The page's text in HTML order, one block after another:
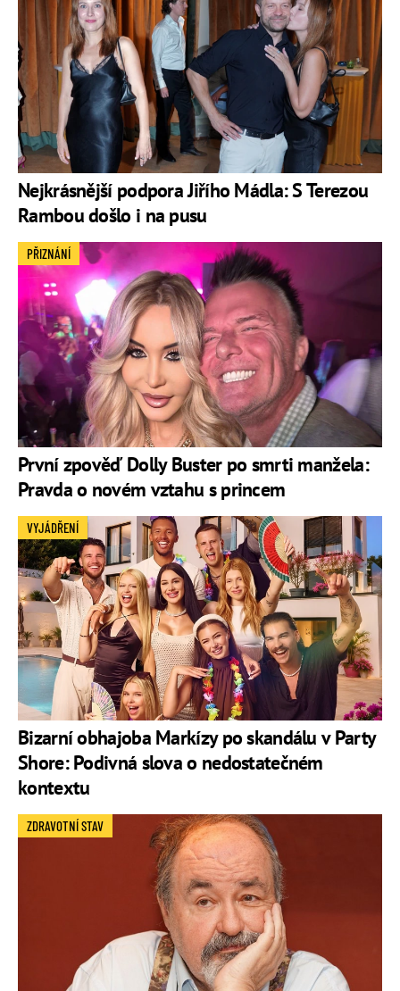
Nejkrásnější podpora Jiřího Mádla: S Terezou
Rambou došlo i na pusu
První zpověď Dolly Buster po smrti manžela:
Pravda o novém vztahu s princem
PŘIZNÁNÍ
Bizarní obhajoba Markízy po skandálu v Party
Shore: Podivná slova o nedostatečném
kontextu
VYJÁDŘENÍ
ZDRAVOTNÍ STAV